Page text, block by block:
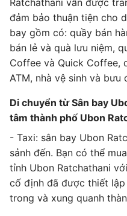
Ratchathani vẫn được
đảm bảo thuận tiện cho
bay gồm có: quầy bán
bán lẻ và quà lưu niệm,
Coffee và Quick Coffee,
ATM, nhà vệ sinh và
Di chuyển từ Sân bay
tâm thành phố Ubon
- Taxi: sân bay Ubon
sảnh đến. Bạn có thể
tỉnh Ubon Ratchathani
cố định đã được thiết
trong và xung quanh